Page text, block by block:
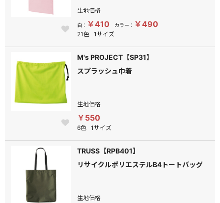
生地価格
白： ￥410 カラー： ￥490
21色 1サイズ
M's PROJECT【SP31】
スプラッシュ巾着
生地価格
￥550
6色 1サイズ
TRUSS【RPB401】
リサイクルポリエステルB4トートバッグ
生地価格